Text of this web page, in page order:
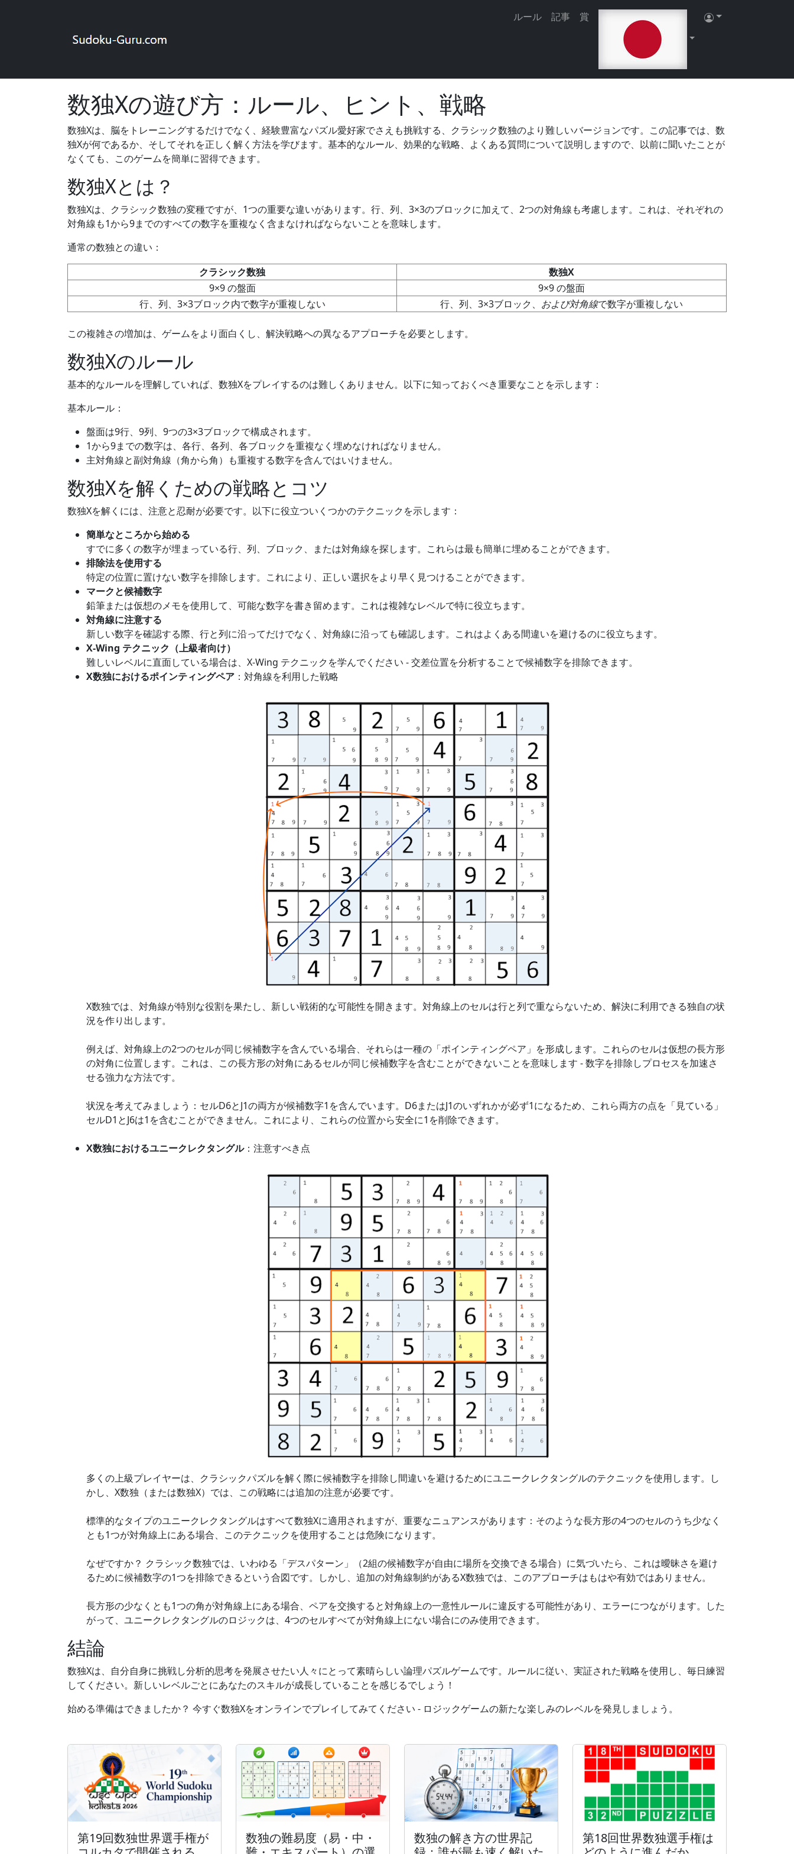
ルール 記事 賞
このサイトのアカウントを使用すると、さまざまなデバイスで数独を解いたり、ゲームの進行状況を保存したりできるようになります。登録する|
数独オンライン
記事
数独Xの遊び方：ルール、ヒント、戦略
数独Xは、脳をトレーニングするだけでなく、経験豊富なパズル愛好家でさえも挑戦する、クラシック数独のより難しいバージョンです。この記事では、数
独Xが何であるか、そしてそれを正しく解く方法を学びます。基本的なルール、効果的な戦略、よくある質問について説明しますので、以前に聞いたことが
なくても、このゲームを簡単に習得できます。
数独Xとは？
数独Xは、クラシック数独の変種ですが、1つの重要な違いがあります。行、列、3×3のブロックに加えて、2つの対角線も考慮します。これは、それぞれの
対角線も1から9までのすべての数字を重複なく含まなければならないことを意味します。
通常の数独との違い：
クラシック数独
数独X
9×9 の盤面
9×9 の盤面
行、列、3×3ブロック内で数字が重複しない
行、列、3×3ブロック、 および対角線で数字が重複しない
この複雑さの増加は、ゲームをより面白くし、解決戦略への異なるアプローチを必要とします。
数独Xのルール
基本的なルールを理解していれば、数独Xをプレイするのは難しくありません。以下に知っておくべき重要なことを示します：
基本ルール：
盤面は9行、9列、9つの3×3ブロックで構成されます。
1から9までの数字は、各行、各列、各ブロックを重複なく埋めなければなりません。
主対角線と副対角線（角から角）も重複する数字を含んではいけません。
数独Xを解くための戦略とコツ
数独Xを解くには、注意と忍耐が必要です。以下に役立ついくつかのテクニックを示します：
簡単なところから始める
すでに多くの数字が埋まっている行、列、ブロック、または対角線を探します。これらは最も簡単に埋めることができます。
排除法を使用する
特定の位置に置けない数字を排除します。これにより、正しい選択をより早く見つけることができます。
マークと候補数字
鉛筆または仮想のメモを使用して、可能な数字を書き留めます。これは複雑なレベルで特に役立ちます。
対角線に注意する
新しい数字を確認する際、行と列に沿ってだけでなく、対角線に沿っても確認します。これはよくある間違いを避けるのに役立ちます。
X-Wing テクニック（上級者向け）
難しいレベルに直面している場合は、X-Wing テクニックを学んでください - 交差位置を分析することで候補数字を排除できます。
X数独におけるポインティングペア ：対角線を利用した戦略
X数独では、対角線が特別な役割を果たし、新しい戦術的な可能性を開きます。対角線上のセルは行と列で重ならないため、解決に利用できる独自の状
況を作り出します。
例えば、対角線上の2つのセルが同じ候補数字を含んでいる場合、それらは一種の「ポインティングペア」を形成します。これらのセルは仮想の長方形
の対角に位置します。これは、この長方形の対角にあるセルが同じ候補数字を含むことができないことを意味します - 数字を排除しプロセスを加速さ
せる強力な方法です。
状況を考えてみましょう：セルD6とJ1の両方が候補数字1を含んでいます。D6またはJ1のいずれかが必ず1になるため、これら両方の点を「見ている」
セルD1とJ6は1を含むことができません。これにより、これらの位置から安全に1を削除できます。
X数独におけるユニークレクタングル：注意すべき点
多くの上級プレイヤーは、クラシックパズルを解く際に候補数字を排除し間違いを避けるためにユニークレクタングルのテクニックを使用します。し
かし、X数独（または数独X）では、この戦略には追加の注意が必要です。
標準的なタイプのユニークレクタングルはすべて数独Xに適用されますが、重要なニュアンスがあります：そのような長方形の4つのセルのうち少なく
とも1つが対角線上にある場合、このテクニックを使用することは危険になります。
なぜですか？ クラシック数独では、いわゆる「デスパターン」（2組の候補数字が自由に場所を交換できる場合）に気づいたら、これは曖昧さを避け
るために候補数字の1つを排除できるという合図です。しかし、追加の対角線制約があるX数独では、このアプローチはもはや有効ではありません。
長方形の少なくとも1つの角が対角線上にある場合、ペアを交換すると対角線上の一意性ルールに違反する可能性があり、エラーにつながります。した
がって、ユニークレクタングルのロジックは、4つのセルすべてが対角線上にない場合にのみ使用できます。
結論
数独Xは、自分自身に挑戦し分析的思考を発展させたい人々にとって素晴らしい論理パズルゲームです。ルールに従い、実証された戦略を使用し、毎日練習
してください。新しいレベルごとにあなたのスキルが成長していることを感じるでしょう！
始める準備はできましたか？ 今すぐ数独Xをオンラインでプレイしてみてください - ロジックゲームの新たな楽しみのレベルを発見しましょう。
第19回数独世界選手権が
数独の難易度（易・中・
数独の解き方の世界記
第18回世界数独選手権は